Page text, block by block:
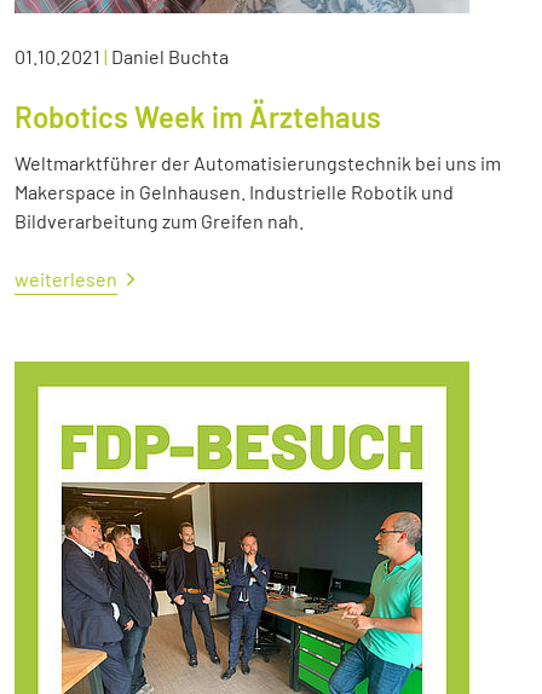
01.10.2021 | Daniel Buchta
Robotics Week im Ärztehaus
Weltmarktführer der Automatisierungstechnik bei uns im
Makerspace in Gelnhausen. Industrielle Robotik und
Bildverarbeitung zum Greifen nah.
weiterlesen